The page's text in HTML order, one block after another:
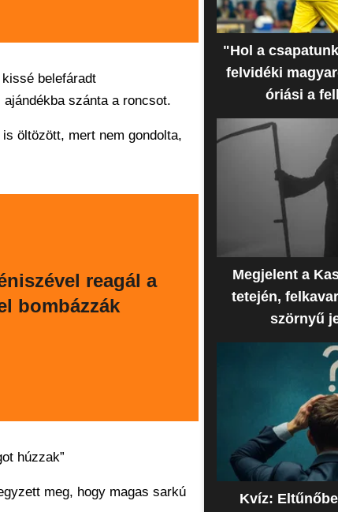
belefáradt
szánta a roncsot.
öltözött, mert nem gondolta,
reagál a
bombázzák
húzzak”
meg, hogy magas sarkú
"Hol a
felvidéki
óriási a
Megjelent a
tetején,
szörnyű
Kvíz: